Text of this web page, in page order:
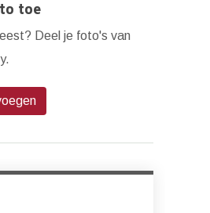
toe
Deel je foto's van